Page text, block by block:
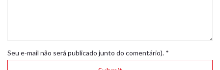
Seu e-mail não será publicado junto do comentário). *